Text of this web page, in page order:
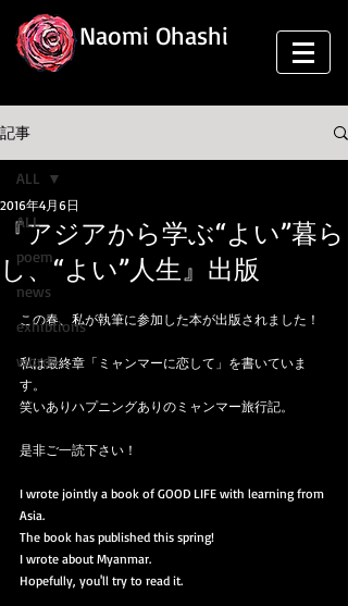
Naomi Ohashi
記事
ALL
poem
news
exhibtions
words
ALL
『アジアから学ぶ“よい”暮ら
し、“よい”人生』出版
2016年4月6日
この春、私が執筆に参加した本が出版されました！
私は最終章「ミャンマーに恋して」を書いていま
す。
笑いありハプニングありのミャンマー旅行記。
是非ご一読下さい！
I wrote jointly a book of GOOD LIFE with learning from
Asia.
The book has published this spring!
I wrote about Myanmar.
Hopefully, you'll try to read it.